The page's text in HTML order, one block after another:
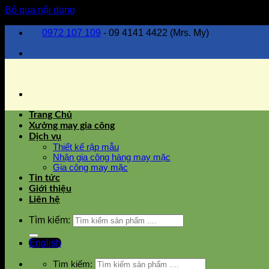
Bỏ qua nội dung
0972 107 109 - 09 4141 4422 (Mrs. My)
Trang Chủ
Xưởng may gia công
Dịch vụ
Thiết kế rập mẫu
Nhận gia công hàng may mặc
Gia công may mặc
Tin tức
Giới thiệu
Liên hệ
Tìm kiếm:
English
Tìm kiếm: